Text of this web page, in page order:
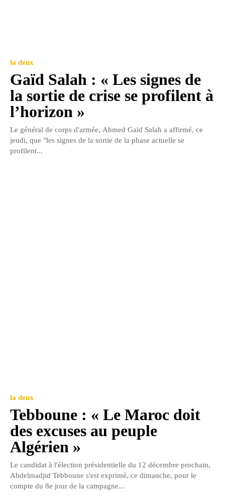
la deux
Gaïd Salah : « Les signes de
la sortie de crise se profilent à
l’horizon »
Le général de corps d'armée, Ahmed Gaïd Salah a affirmé, ce
jeudi, que "les signes de la sortie de la phase actuelle se
profilent...
la deux
Tebboune : « Le Maroc doit
des excuses au peuple
Algérien »
Le candidat à l'élection présidentielle du 12 décembre prochain,
Abdelmadjid Tebboune s'est exprimé, ce dimanche, pour le
compte du 8e jour de la campagne...